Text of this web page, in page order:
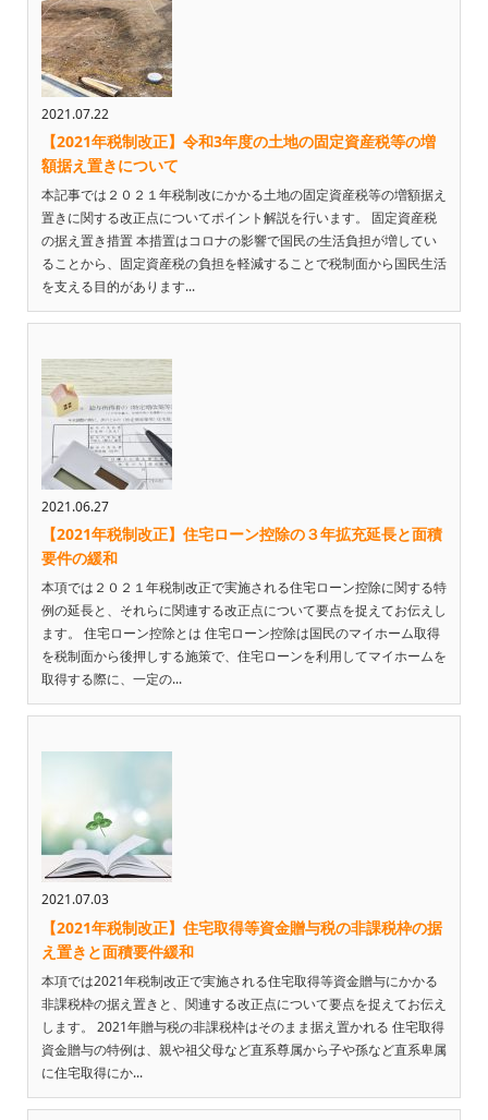
2021.07.22
【2021年税制改正】令和3年度の土地の固定資産税等の増
額据え置きについて
本記事では２０２１年税制改にかかる土地の固定資産税等の増額据え
置きに関する改正点についてポイント解説を行います。 固定資産税
の据え置き措置 本措置はコロナの影響で国民の生活負担が増してい
ることから、固定資産税の負担を軽減することで税制面から国民生活
を支える目的があります...
2021.06.27
【2021年税制改正】住宅ローン控除の３年拡充延長と面積
要件の緩和
本項では２０２１年税制改正で実施される住宅ローン控除に関する特
例の延長と、それらに関連する改正点について要点を捉えてお伝えし
ます。 住宅ローン控除とは 住宅ローン控除は国民のマイホーム取得
を税制面から後押しする施策で、住宅ローンを利用してマイホームを
取得する際に、一定の...
2021.07.03
【2021年税制改正】住宅取得等資金贈与税の非課税枠の据
え置きと面積要件緩和
本項では2021年税制改正で実施される住宅取得等資金贈与にかかる
非課税枠の据え置きと、関連する改正点について要点を捉えてお伝え
します。 2021年贈与税の非課税枠はそのまま据え置かれる 住宅取得
資金贈与の特例は、親や祖父母など直系尊属から子や孫など直系卑属
に住宅取得にか...